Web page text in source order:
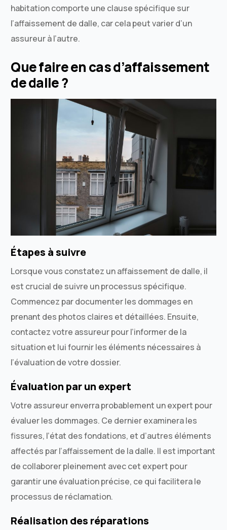
habitation comporte une clause spécifique sur
l’affaissement de dalle, car cela peut varier d’un
assureur à l’autre.
Que faire en cas d’affaissement
de dalle ?
Étapes à suivre
Lorsque vous constatez un affaissement de dalle, il
est crucial de suivre un processus spécifique.
Commencez par documenter les dommages en
prenant des photos claires et détaillées. Ensuite,
contactez votre assureur pour l’informer de la
situation et lui fournir les éléments nécessaires à
l’évaluation de votre dossier.
Évaluation par un expert
Votre assureur enverra probablement un expert pour
évaluer les dommages. Ce dernier examinera les
fissures, l’état des fondations, et d’autres éléments
affectés par l’affaissement de la dalle. Il est important
de collaborer pleinement avec cet expert pour
garantir une évaluation précise, ce qui facilitera le
processus de réclamation.
Réalisation des réparations